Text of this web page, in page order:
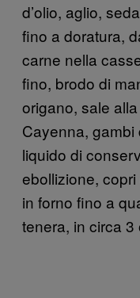
d’olio, aglio,
fino a doratura,
carne nella
fino, brodo di
origano, sale
Cayenna,
liquido di
ebollizione,
in forno fino a
tenera, in circa